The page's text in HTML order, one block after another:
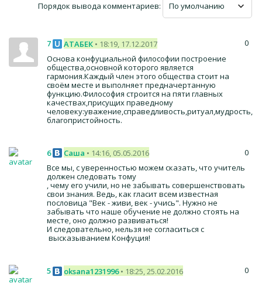
Порядок вывода комментариев:
0
7 АТАБЕК • 18:19, 17.12.2017
Основа конфуциальной философии построение
общества,основной которого является
гармония.Каждый член этого общества стоит на
своём месте и выполняет предначертанную
функцию.Философия строится на пяти главных
качествах,присущих праведному
человеку:уважение,справедливость,ритуал,мудрость,
благопристойность.
0
6 Саша • 14:16, 05.05.2016
Все мы, с уверенностью можем сказать, что учитель
должен следовать тому
, чему его учили, но не забывать совершенствовать
свои знания. Ведь, как гласит всем известная
пословица "Век - живи, век - учись". Нужно не
забывать что наше обучение не должно стоять на
месте, оно должно развиваться!
И следовательно, нельзя не согласиться с
высказыванием Конфуция!
0
5 oksana1231996 • 18:25, 25.02.2016